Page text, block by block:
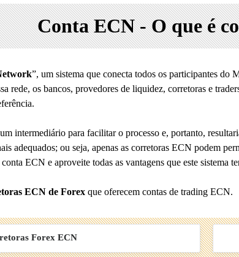
Conta ECN - O que é
”, um sistema que conecta todos os participantes do
rede, os bancos, provedores de liquidez, corretoras e
intermediário para facilitar o processo e, portanto,
adequados; ou seja, apenas as corretoras ECN podem
ECN e aproveite todas as vantagens que este sistema
ECN de Forex que oferecem contas de trading ECN.
Forex ECN